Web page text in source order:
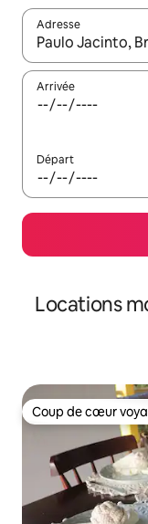
Adresse
Lorsque les
Arrivée
Départ
Locations
Coup de cœur
Coup de cœur